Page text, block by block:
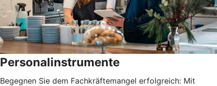
Personalinstrumente
Begegnen Sie dem Fachkräftemangel erfolgreich: Mit